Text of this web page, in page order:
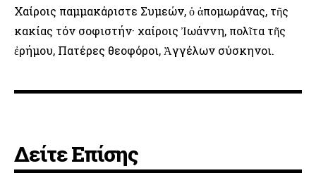
Χαίροις παμμακάριστε Συμεών, ὁ ἀπομωράνας, τῆς
κακίας τόν σοφιστήν· χαίροις Ἰωάννη, πολῖτα τῆς
ἐρήμου, Πατέρες θεοφόροι, Ἀγγέλων σύσκηνοι.
Δείτε Επίσης